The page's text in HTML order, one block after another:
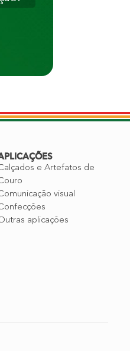
e Artefatos de
visual
aplicações